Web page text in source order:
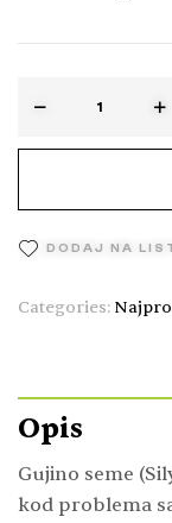
DODAJ NA
Categories:
Opis
Gujino seme
kod problema